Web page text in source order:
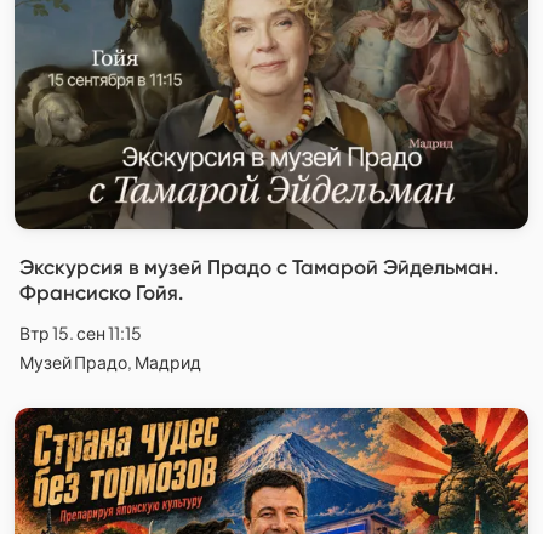
Экскурсия в музей Прадо с Тамарой Эйдельман.
Франсиско Гойя.
Втр 15. сен 11:15
Музей Прадо, Мадрид